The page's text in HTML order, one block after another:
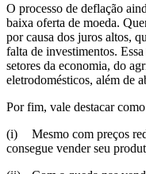
O processo de deflação
baixa oferta de moeda.
por causa dos juros altos,
falta de investimentos.
setores da economia, do
eletrodomésticos, além de
Por fim, vale destacar
(i)
Mesmo com preços
consegue vender seu